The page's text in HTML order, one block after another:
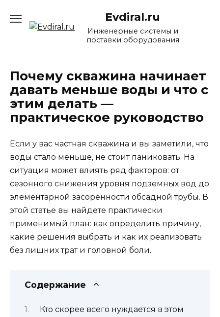
содержанию
Evdiral.ru
Инженерные системы и
поставки оборудования
Почему скважина начинает
давать меньше воды и что с
этим делать —
практическое руководство
Если у вас частная скважина и вы заметили, что
воды стало меньше, не стоит паниковать. На
ситуация может влиять ряд факторов: от
сезонного снижения уровня подземных вод до
элементарной засоренности обсадной трубы. В
этой статье вы найдете практически
применимый план: как определить причину,
какие решения выбрать и как их реализовать
без лишних трат и головной боли.
Содержание
Кто скорее всего нуждается в этом